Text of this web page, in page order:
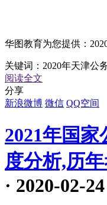
华图教育为您提供：
关键词： 2020年天津公
阅读全文
分享
新浪微博 微信 QQ空间
2021年国
度分析,历
· 2020-02-24